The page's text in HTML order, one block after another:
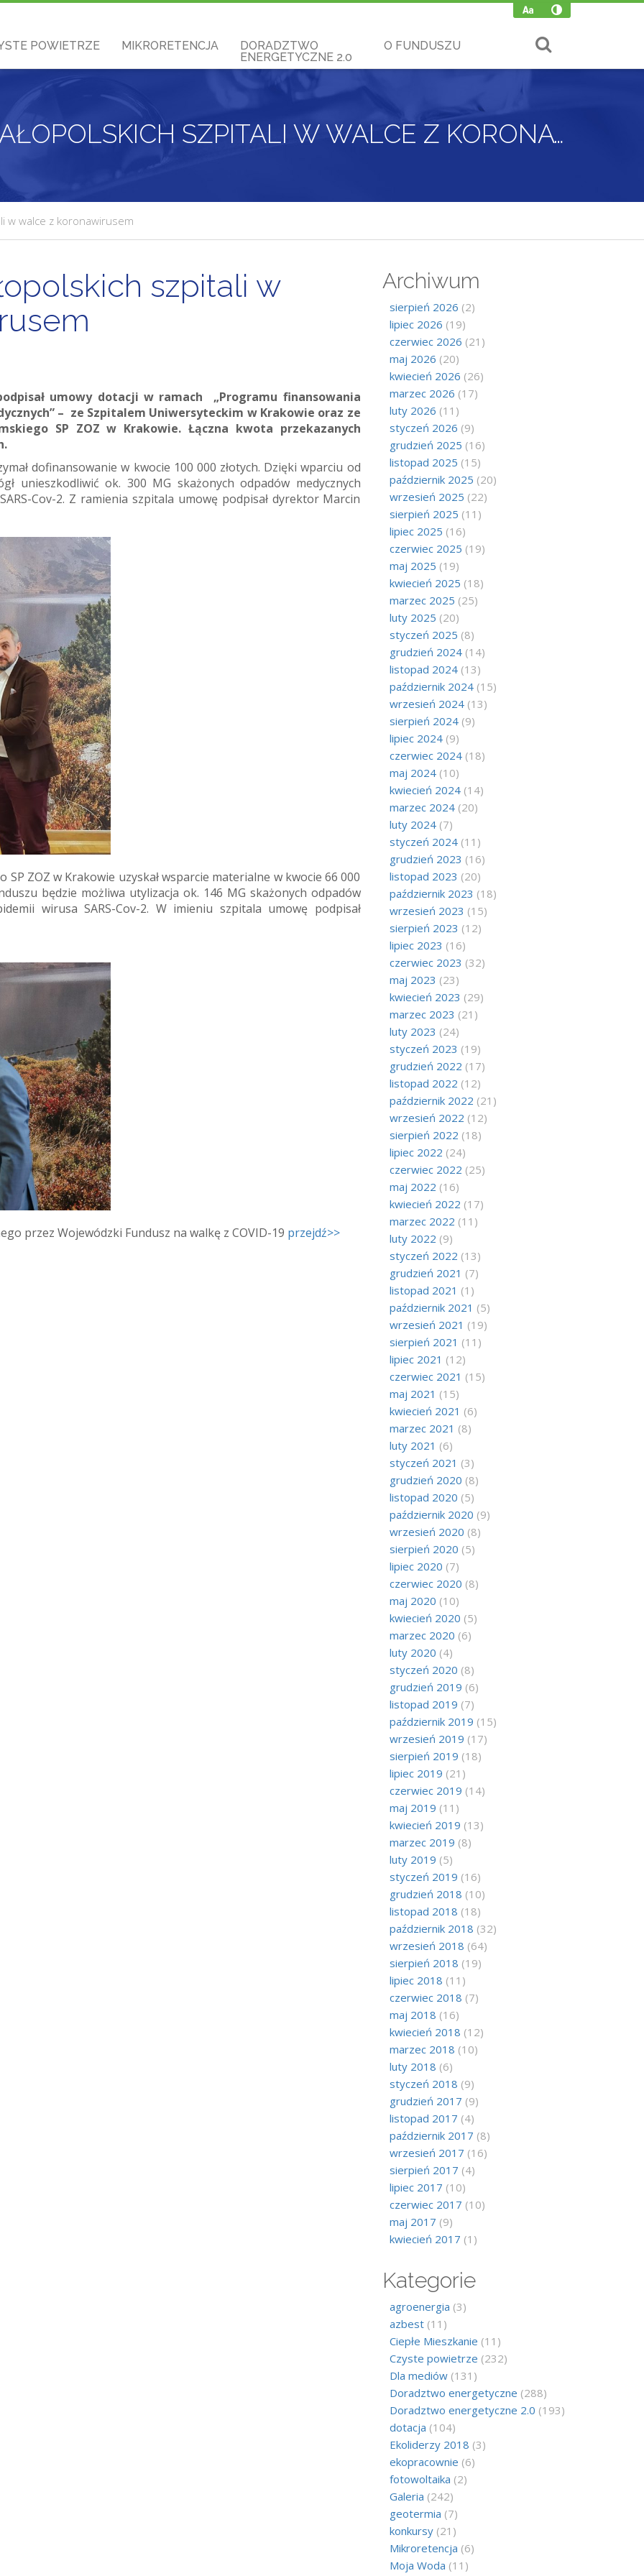
POWIETRZE MIKRORETENCJA
DORADZTWO
ENERGETYCZNE 2.0
O FUNDUSZU
WSPARCIE DLA MAŁOPOLSKICH SZPITALI W WALCE Z KORONAWIRUSEM
w walce z koronawirusem
szpitali w
umowy dotacji w ramach „Programu finansowania
– ze Szpitalem Uniwersyteckim w Krakowie oraz ze
SP ZOZ w Krakowie. Łączna kwota przekazanych
dofinansowanie w kwocie 100 000 złotych. Dzięki wparciu od
unieszkodliwić ok. 300 MG skażonych odpadów medycznych
Cov-2. Z ramienia szpitala umowę podpisał dyrektor Marcin
ZOZ w Krakowie uzyskał wsparcie materialne w kwocie 66 000
będzie możliwa utylizacja ok. 146 MG skażonych odpadów
wirusa SARS-Cov-2. W imieniu szpitala umowę podpisał
przez Wojewódzki Fundusz na walkę z COVID-19 przejdź>>
Archiwum
sierpień 2026 (2)
lipiec 2026 (19)
czerwiec 2026 (21)
maj 2026 (20)
kwiecień 2026 (26)
marzec 2026 (17)
luty 2026 (11)
styczeń 2026 (9)
grudzień 2025 (16)
listopad 2025 (15)
październik 2025 (20)
wrzesień 2025 (22)
sierpień 2025 (11)
lipiec 2025 (16)
czerwiec 2025 (19)
maj 2025 (19)
kwiecień 2025 (18)
marzec 2025 (25)
luty 2025 (20)
styczeń 2025 (8)
grudzień 2024(14)
listopad 2024(13)
październik 2024(15)
wrzesień 2024(13)
sierpień 2024(9)
lipiec 2024(9)
czerwiec 2024(18)
maj 2024(10)
kwiecień 2024(14)
marzec 2024(20)
luty 2024(7)
styczeń 2024(11)
grudzień 2023 (16)
listopad 2023 (20)
październik 2023 (18)
wrzesień 2023 (15)
sierpień 2023 (12)
lipiec 2023 (16)
czerwiec 2023 (32)
maj 2023 (23)
kwiecień 2023 (29)
marzec 2023 (21)
luty 2023 (24)
styczeń 2023 (19)
grudzień 2022 (17)
listopad 2022 (12)
październik 2022 (21)
wrzesień 2022 (12)
sierpień 2022 (18)
lipiec 2022 (24)
czerwiec 2022 (25)
maj 2022 (16)
kwiecień 2022 (17)
marzec 2022 (11)
luty 2022 (9)
styczeń 2022 (13)
grudzień 2021 (7)
listopad 2021 (1)
październik 2021 (5)
wrzesień 2021 (19)
sierpień 2021 (11)
lipiec 2021 (12)
czerwiec 2021 (15)
maj 2021 (15)
kwiecień 2021 (6)
marzec 2021 (8)
luty 2021 (6)
styczeń 2021 (3)
grudzień 2020 (8)
listopad 2020 (5)
październik 2020 (9)
wrzesień 2020 (8)
sierpień 2020 (5)
lipiec 2020 (7)
czerwiec 2020 (8)
maj 2020 (10)
kwiecień 2020 (5)
marzec 2020 (6)
luty 2020 (4)
styczeń 2020 (8)
grudzień 2019 (6)
listopad 2019 (7)
październik 2019 (15)
wrzesień 2019 (17)
sierpień 2019 (18)
lipiec 2019 (21)
czerwiec 2019 (14)
maj 2019 (11)
kwiecień 2019 (13)
marzec 2019 (8)
luty 2019 (5)
styczeń 2019 (16)
grudzień 2018 (10)
listopad 2018 (18)
październik 2018 (32)
wrzesień 2018 (64)
sierpień 2018 (19)
lipiec 2018 (11)
czerwiec 2018 (7)
maj 2018 (16)
kwiecień 2018 (12)
marzec 2018 (10)
luty 2018 (6)
styczeń 2018 (9)
grudzień 2017 (9)
listopad 2017 (4)
październik 2017 (8)
wrzesień 2017 (16)
sierpień 2017 (4)
lipiec 2017 (10)
czerwiec 2017 (10)
maj 2017 (9)
kwiecień 2017 (1)
Kategorie
agroenergia (3)
azbest(11)
Ciepłe Mieszkanie (11)
Czyste powietrze (232)
Dla mediów(131)
Doradztwo energetyczne (288)
Doradztwo energetyczne 2.0 (193)
dotacja (104)
Ekoliderzy 2018 (3)
ekopracownie (6)
fotowoltaika (2)
Galeria (242)
geotermia (7)
konkursy(21)
Mikroretencja (6)
Moja Woda (11)